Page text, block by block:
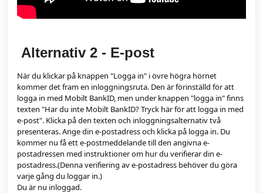
Alternativ 2 - E-post
När du klickar på knappen "Logga in" i övre högra hörnet
kommer det fram en inloggningsruta. Den är förinställd för att
logga in med Mobilt BankID, men under knappen "logga in" finns
texten "Har du inte Mobilt BankID? Tryck här för att logga in med
e-post". Klicka på den texten och inloggningsalternativ två
presenteras. Ange din e-postadress och klicka på logga in. Du
kommer nu få ett e-postmeddelande till den angivna e-
postadressen med instruktioner om hur du verifierar din e-
postadress.(Denna verifiering av e-postadress behöver du göra
varje gång du loggar in.)
Du är nu inloggad.